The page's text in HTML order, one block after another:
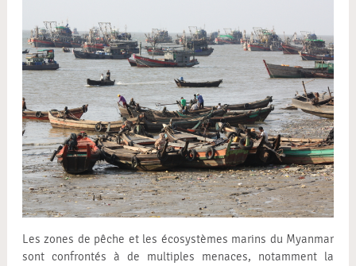
Les zones de pêche et les écosystèmes marins du Myanmar
sont confrontés à de multiples menaces, notamment la